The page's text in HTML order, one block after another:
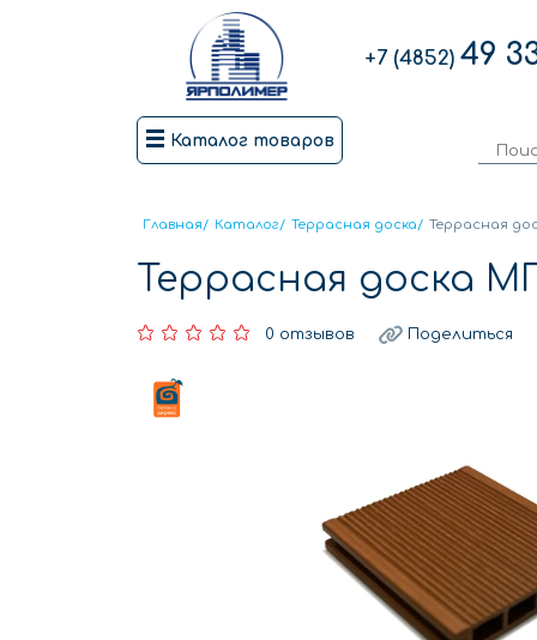
+7 (4852) 49
Каталог товаров
Главная/ Каталог/ Террасная доска/ Террасная
Террасная доска
0 отзывов Поделиться